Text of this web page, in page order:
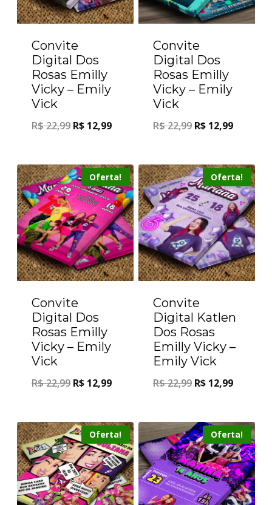
Convite
Digital Dos
Rosas Emilly
Vicky – Emily
Vick
R$22,99 R$ 12,99
Convite
Digital Dos
Rosas Emilly
Vicky – Emily
Vick
R$22,99 R$ 12,99
Oferta!
Convite
Digital Dos
Rosas Emilly
Vicky – Emily
Vick
R$22,99 R$ 12,99
Oferta!
Convite
Digital Katlen
Dos Rosas
Emilly Vicky –
Emily Vick
R$22,99 R$ 12,99
Oferta! Oferta!